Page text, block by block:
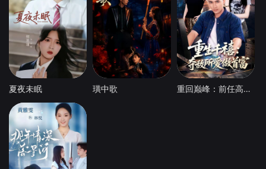
夏夜未眠 璜中歌 重回巅峰：前任高攀不起